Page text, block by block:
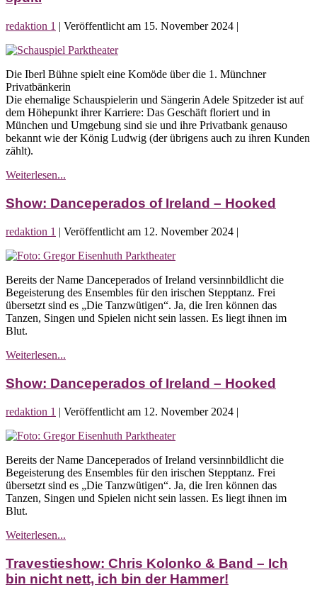
brauchst,
mich
an
redaktion 1 | Veröffentlicht am 15. November 2024 |
Schauspiel:
Spitzeder
oder
wia
mas
Spui
spuit.
Die Iberl Bühne spielt eine Komöde über die 1. Münchner
Privatbänkerin
Die ehemalige Schauspielerin und Sängerin Adele Spitzeder ist auf
dem Höhepunkt ihrer Karriere: Das Geschäft floriert und in
München und Umgebung sind sie und ihre Privatbank genauso
bekannt wie der König Ludwig (der übrigens auch zu ihren Kunden
zählt).
Weiterlesen...
Spitzeder
oder
wia
mas
Spui
spuit.
Show: Danceperados of Ireland – Hooked
redaktion 1 | Veröffentlicht am 12. November 2024 |
Show:
of
Ireland
–
Hooked
Bereits der Name Danceperados of Ireland versinnbildlicht die
Begeisterung des Ensembles für den irischen Stepptanz. Frei
übersetzt sind es „Die Tanzwütigen“. Ja, die Iren können das
Tanzen, Singen und Spielen nicht sein lassen. Es liegt ihnen im
Blut.
Weiterlesen...
of
Ireland
–
Hooked
Show: Danceperados of Ireland – Hooked
redaktion 1 | Veröffentlicht am 12. November 2024 |
Show:
of
Ireland
–
Hooked
Bereits der Name Danceperados of Ireland versinnbildlicht die
Begeisterung des Ensembles für den irischen Stepptanz. Frei
übersetzt sind es „Die Tanzwütigen“. Ja, die Iren können das
Tanzen, Singen und Spielen nicht sein lassen. Es liegt ihnen im
Blut.
Weiterlesen...
of
Ireland
–
Travestieshow: Chris Kolonko & Band – Ich
bin nicht nett, ich bin der Hammer!